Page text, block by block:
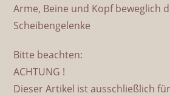
Arme, Beine und Kopf beweglich
Scheibengelenke
Bitte beachten:
ACHTUNG !
Dieser Artikel ist ausschließlich